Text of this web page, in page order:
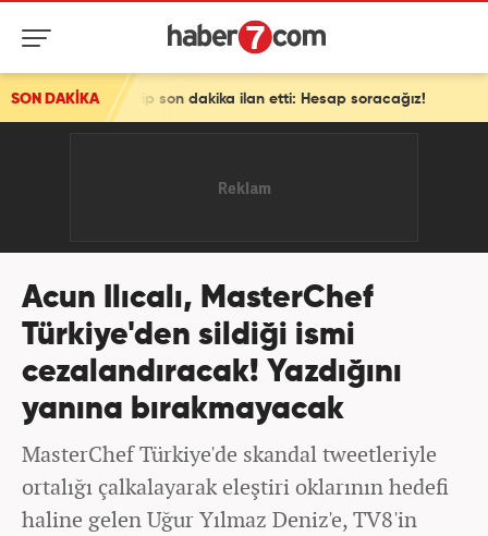
SON DAKİKA
dakika ilan etti: Hesap soracağız!
Acun Ilıcalı, MasterChef
Türkiye'den sildiği ismi
cezalandıracak! Yazdığını
yanına bırakmayacak
MasterChef Türkiye'de skandal tweetleriyle
ortalığı çalkalayarak eleştiri oklarının hedefi
haline gelen Uğur Yılmaz Deniz'e, TV8'in